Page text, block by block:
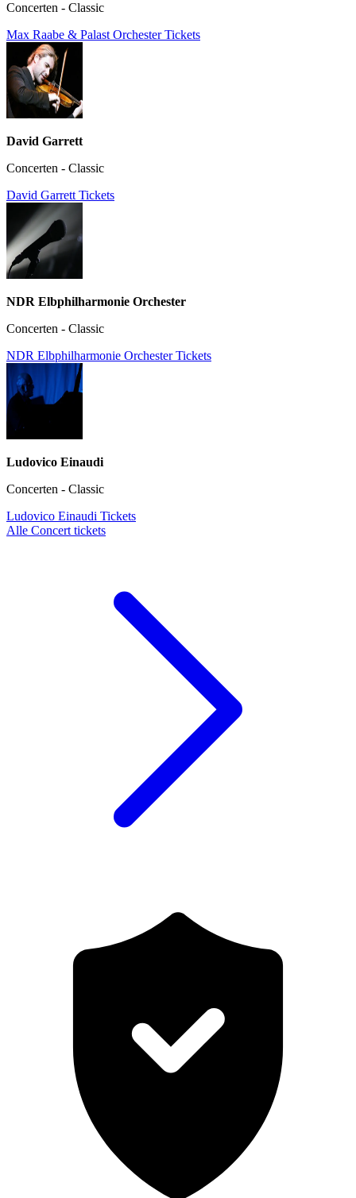
Concerten - Classic
Max Raabe & Palast Orchester Tickets
David Garrett
Concerten - Classic
David Garrett Tickets
NDR Elbphilharmonie Orchester
Concerten - Classic
NDR Elbphilharmonie Orchester Tickets
Ludovico Einaudi
Concerten - Classic
Ludovico Einaudi Tickets
Alle Concert tickets